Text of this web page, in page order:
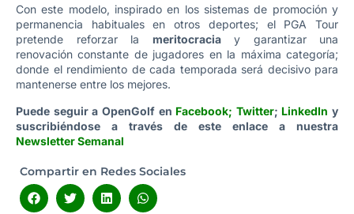
Con este modelo, inspirado en los sistemas de promoción y
permanencia habituales en otros deportes; el PGA Tour
pretende reforzar la meritocraciay garantizar una
renovación constante de jugadores en la máxima categoría;
donde el rendimiento de cada temporada será decisivo para
mantenerse entre los mejores.
Puede seguir a OpenGolf en Facebook; Twitter; LinkedIn y
suscribiéndose a través de este enlace a nuestra
Newsletter Semanal
Compartir en Redes Sociales